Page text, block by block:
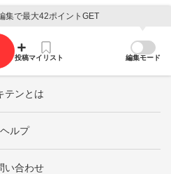
集で最大42ポイントGET
投稿マイリスト 編集モード
テンとは
ヘルプ
い合わせ